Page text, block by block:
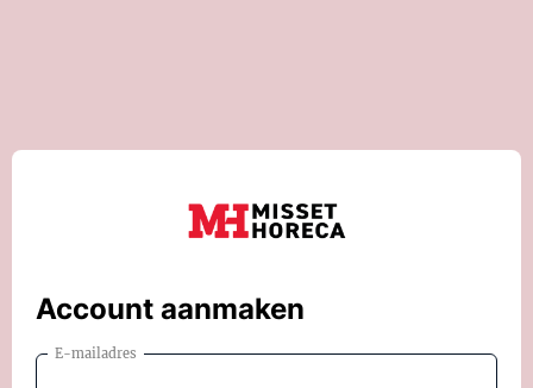
Account aanmaken
E-mailadres